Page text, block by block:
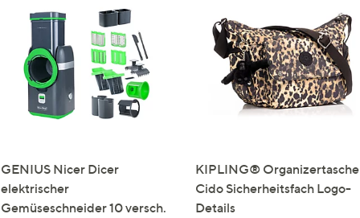
GENIUS Nicer Dicer
elektrischer
Gemüseschneider 10 versch.
KIPLING® Organizertasche
Cido Sicherheitsfach Logo-
Details